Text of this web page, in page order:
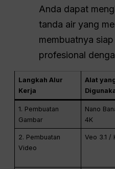
Anda dapat
tanda air yang
membuatnya
profesional
Langkah Alur
Kerja
Alat
1. Pembuatan
Gambar
Nano
4K
2. Pembuatan
Video
Veo 3.1 /